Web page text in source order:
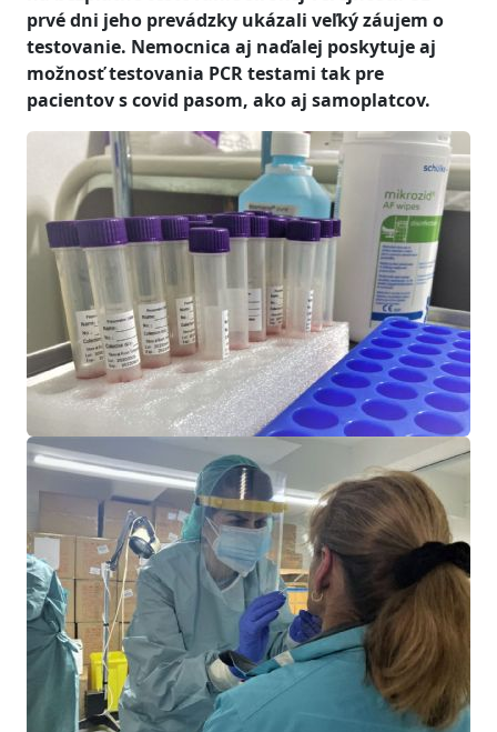
prvé dni jeho prevádzky ukázali veľký záujem o
testovanie. Nemocnica aj naďalej poskytuje aj
možnosť testovania PCR testami tak pre
pacientov s covid pasom, ako aj samoplatcov.